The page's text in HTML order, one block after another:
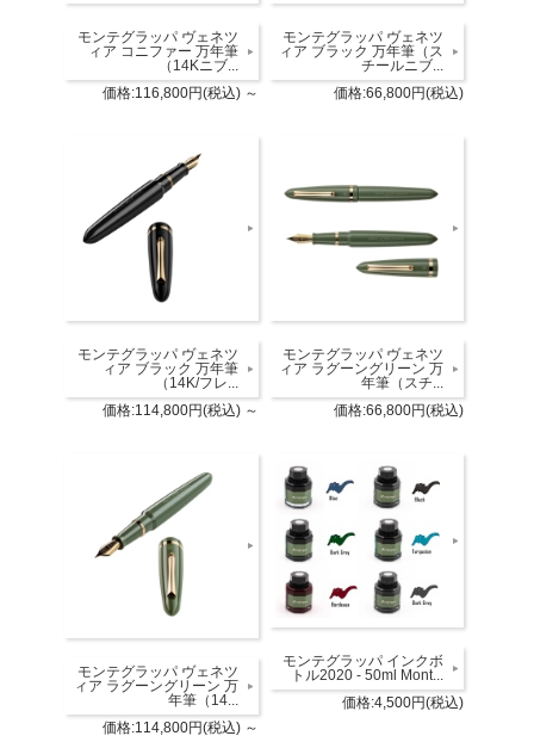
モンテグラッパ ヴェネツ
ィア コニファー 万年筆
（14Kニブ...
価格:116,800円(税込) ～
モンテグラッパ ヴェネツ
ィア ブラック 万年筆（ス
チールニブ...
価格:66,800円(税込)
モンテグラッパ ヴェネツ
ィア ブラック 万年筆
（14K/フレ...
価格:114,800円(税込) ～
モンテグラッパ ヴェネツ
ィア ラグーングリーン 万
年筆（スチ...
価格:66,800円(税込)
モンテグラッパ ヴェネツ
ィア ラグーングリーン 万
年筆（14...
価格:114,800円(税込) ～
モンテグラッパ インクボ
トル2020 - 50ml Mont...
価格:4,500円(税込)